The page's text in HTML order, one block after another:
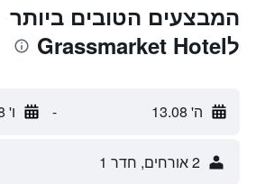
המבצעים הטובים ביותר
לGrassmarket Hotel
ה' 13.08 - ו' 14.08
2 אורחים, חדר 1